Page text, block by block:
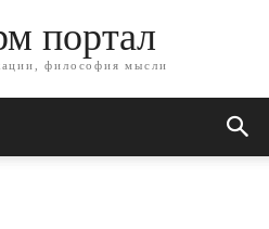
портал
философия мысли